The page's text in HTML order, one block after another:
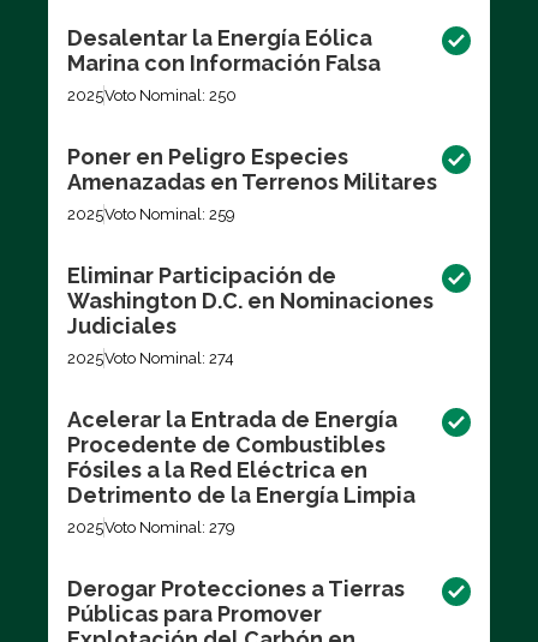
Desalentar la Energía Eólica
Marina con Información Falsa
2025Voto Nominal: 250
Poner en Peligro Especies
Amenazadas en Terrenos Militares
2025Voto Nominal: 259
Eliminar Participación de
Washington D.C. en Nominaciones
Judiciales
2025Voto Nominal: 274
Acelerar la Entrada de Energía
Procedente de Combustibles
Fósiles a la Red Eléctrica en
Detrimento de la Energía Limpia
2025Voto Nominal: 279
Derogar Protecciones a Tierras
Públicas para Promover